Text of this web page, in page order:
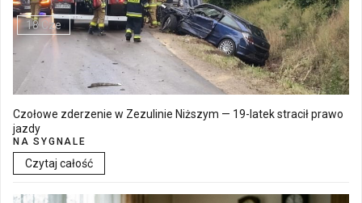
18 Cze
Czołowe zderzenie w Zezulinie Niższym — 19-latek stracił prawo
jazdy
NA SYGNALE
Czytaj całość